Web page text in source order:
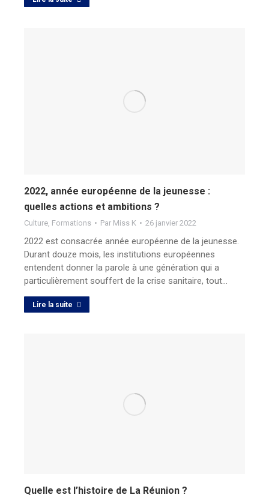
2022, année européenne de la jeunesse :
quelles actions et ambitions ?
Culture, Formations Par Miss K 26 janvier 2022
2022 est consacrée année européenne de la jeunesse.
Durant douze mois, les institutions européennes
entendent donner la parole à une génération qui a
particulièrement souffert de la crise sanitaire, tout…
Lire la suite
Quelle est l’histoire de La Réunion ?